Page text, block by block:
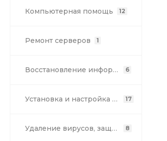
Компьютерная помощь 12
Ремонт серверов 1
Восстановление информации 6
Установка и настройка программ 17
Удаление вирусов, защита компьютера 8